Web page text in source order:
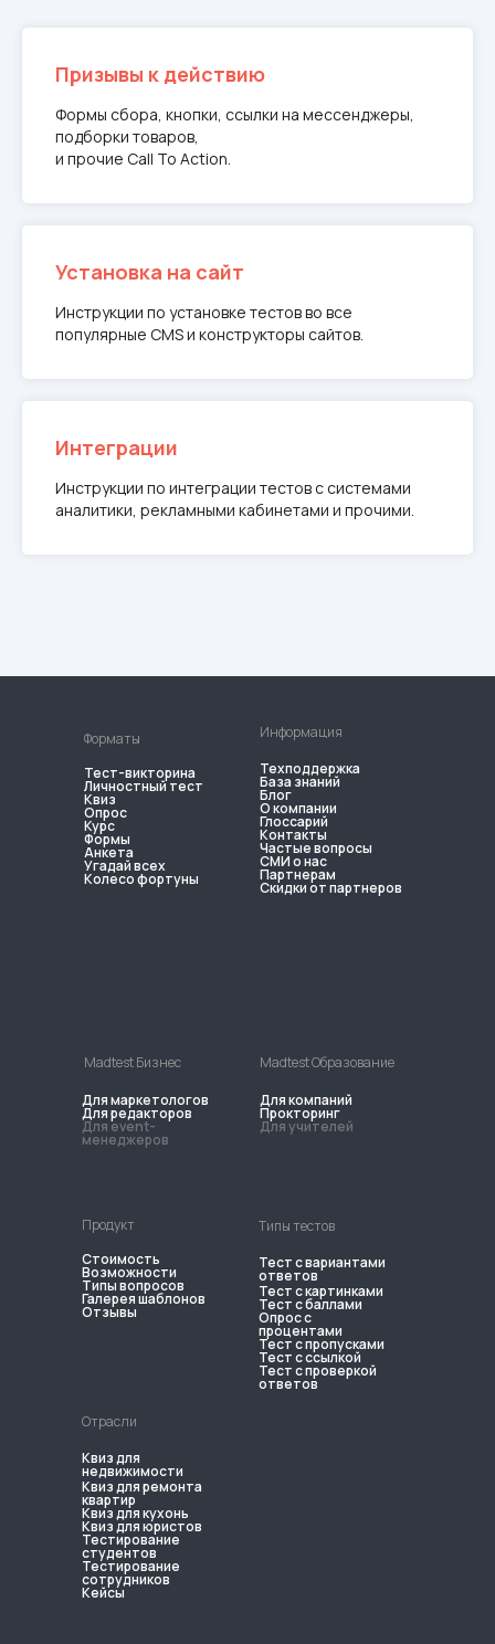
Призывы к действию
Формы сбора, кнопки, ссылки на мессенджеры,
подборки товаров,
и прочие Call To Action.
Установка на сайт
Инструкции по установке тестов во все
популярные CMS и конструкторы сайтов.
Интеграции
Инструкции по интеграции тестов с системами
аналитики, рекламными кабинетами и прочими.
Форматы
Продукт
Информация
Отрасли
Madtest Бизнес
Для маркетологов
Для редакторов
Для event-
менеджеров
Madtest Образование
Для компаний
Прокторинг
Для учителей
Квиз для
недвижимости
Квиз для ремонта
квартир
Квиз для кухонь
Квиз для юристов
Тестирование
студентов
Тестирование
сотрудников
Кейсы
Тест-викторина
Личностный тест
Квиз
Опрос
Курс
Формы
Анкета
Угадай всех
Колесо фортуны
Стоимость
Возможности
Типы вопросов
Галерея шаблонов
Отзывы
Тест с вариантами
ответов
Тест с картинками
Тест с баллами
Опрос с
процентами
Тест с пропусками
Тест с ссылкой
Тест с проверкой
ответов
Типы тестов
Техподдержка
База знаний
Блог
О компании
Глоссарий
Контакты
Частые вопросы
СМИ о нас
Партнерам
Скидки от партнеров